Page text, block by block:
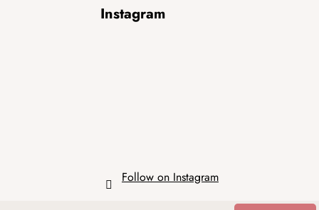
Instagram
Follow on Instagram